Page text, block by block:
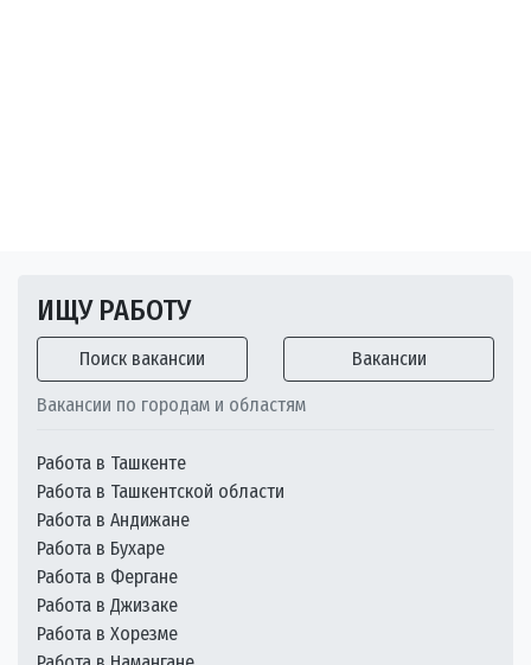
ИЩУ РАБОТУ
Поиск вакансии Вакансии
Вакансии по городам и областям
Работа в Ташкенте
Работа в Ташкентской области
Работа в Андижане
Работа в Бухаре
Работа в Фергане
Работа в Джизаке
Работа в Хорезме